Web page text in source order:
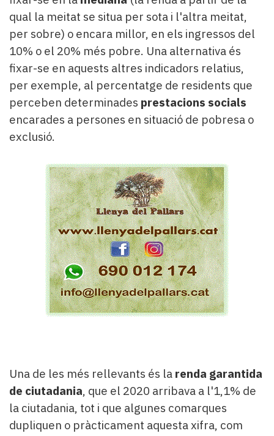
qual la meitat se situa per sota i l'altra meitat,
per sobre) o encara millor, en els ingressos del
10% o el 20% més pobre. Una alternativa és
fixar-se en aquests altres indicadors relatius,
per exemple, al percentatge de residents que
perceben determinades prestacions socials
encarades a persones en situació de pobresa o
exclusió.
Una de les més rellevants és la renda garantida
de ciutadania, que el 2020 arribava a l'1,1% de
la ciutadania, tot i que algunes comarques
dupliquen o pràcticament aquesta xifra, com